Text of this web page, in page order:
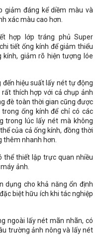
giảm đáng kể diềm màu và
xác màu cao hơn.
hợp lớp tráng phủ Super
tiết ống kính để giảm thiểu
giảm rõ hiện tượng lóe
hiệu suất lấy nét tự động
thích hợp với cả chụp ảnh
đè toàn thời gian cũng được
ống kính để chỉ có các
trong lúc lấy nét mà không
của cả ống kính, đồng thời
thêm nhanh hơn.
thể thiết lập trực quan nhiều
ảnh.
dụng cho khả năng ổn định
biệt hữu ích khi tác nghiệp
ngoài lấy nét mãn nhãn, có
trường ảnh nông và lấy nét